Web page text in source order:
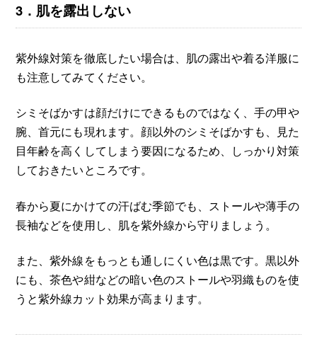
3．肌を露出しない
紫外線対策を徹底したい場合は、肌の露出や着る洋服に
も注意してみてください。
シミそばかすは顔だけにできるものではなく、手の甲や
腕、首元にも現れます。顔以外のシミそばかすも、見た
目年齢を高くしてしまう要因になるため、しっかり対策
しておきたいところです。
春から夏にかけての汗ばむ季節でも、ストールや薄手の
長袖などを使用し、肌を紫外線から守りましょう。
また、紫外線をもっとも通しにくい色は黒です。黒以外
にも、茶色や紺などの暗い色のストールや羽織ものを使
うと紫外線カット効果が高まります。